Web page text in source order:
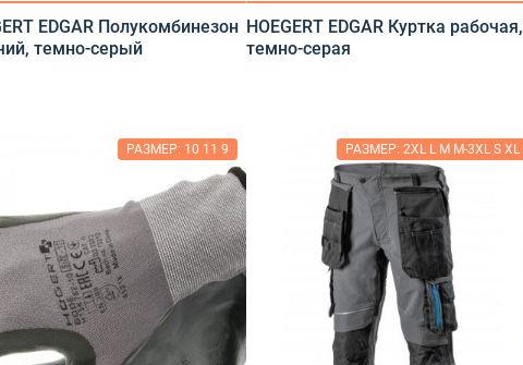
Сигнальная, повышенной видимости
Защитная одежда
Зимняя обувь
Летняя обувь
EDGAR Полукомбинезон
темно-серый
HOEGERT EDGAR Куртка рабочая,
темно-серая
РАЗМЕР: 10 11 9 РАЗМЕР: 2XL L M M-3XL S XL